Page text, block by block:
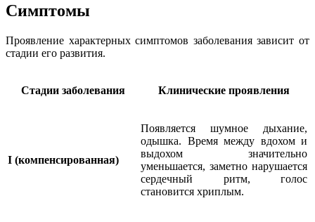
Симптомы
Проявление характерных симптомов заболевания зависит от
стадии его развития.
Стадии заболевания Клинические проявления
I (компенсированная)
Появляется шумное дыхание,
одышка. Время между вдохом и
выдохом значительно
уменьшается, заметно нарушается
сердечный ритм, голос
становится хриплым.